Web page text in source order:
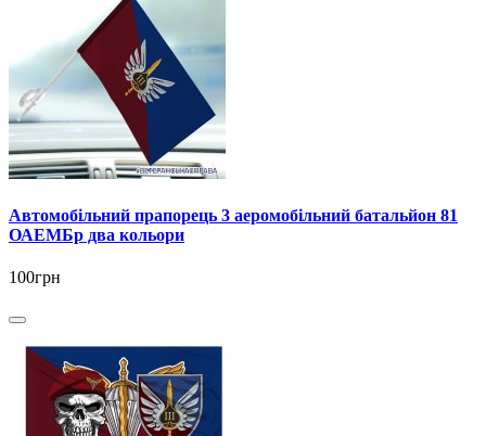
Автомобільний прапорець 3 аеромобільний батальйон 81
ОАЕМБр два кольори
100грн